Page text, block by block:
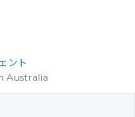
ント
Australia